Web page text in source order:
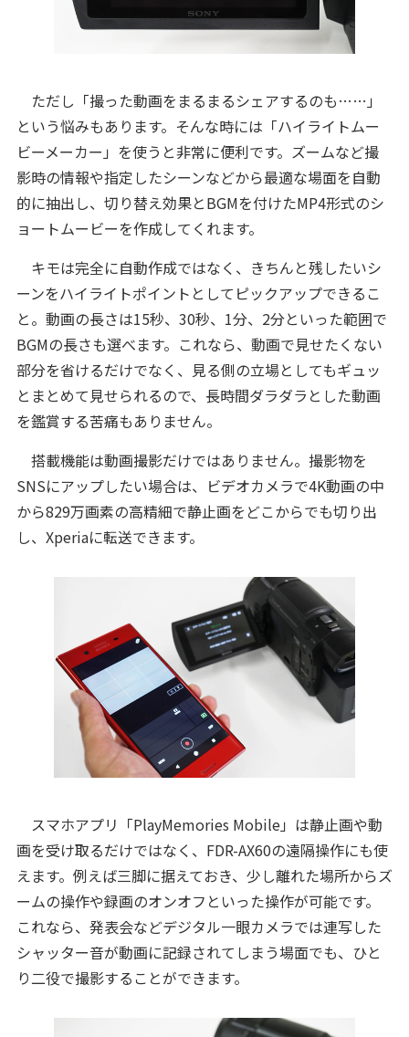
ただし「撮った動画をまるまるシェアするのも……」
という悩みもあります。そんな時には「ハイライトムー
ビーメーカー」を使うと非常に便利です。ズームなど撮
影時の情報や指定したシーンなどから最適な場面を自動
的に抽出し、切り替え効果とBGMを付けたMP4形式のシ
ョートムービーを作成してくれます。
キモは完全に自動作成ではなく、きちんと残したいシ
ーンをハイライトポイントとしてピックアップできるこ
と。動画の長さは15秒、30秒、1分、2分といった範囲で
BGMの長さも選べます。これなら、動画で見せたくない
部分を省けるだけでなく、見る側の立場としてもギュッ
とまとめて見せられるので、長時間ダラダラとした動画
を鑑賞する苦痛もありません。
搭載機能は動画撮影だけではありません。撮影物を
SNSにアップしたい場合は、ビデオカメラで4K動画の中
から829万画素の高精細で静止画をどこからでも切り出
し、Xperiaに転送できます。
スマホアプリ「PlayMemories Mobile」は静止画や動
画を受け取るだけではなく、FDR-AX60の遠隔操作にも使
えます。例えば三脚に据えておき、少し離れた場所からズ
ームの操作や録画のオンオフといった操作が可能です。
これなら、発表会などデジタル一眼カメラでは連写した
シャッター音が動画に記録されてしまう場面でも、ひと
り二役で撮影することができます。